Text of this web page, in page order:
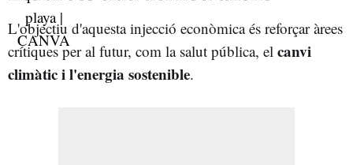
L'objectiu d'aquesta injecció econòmica és reforçar àrees
crítiques per al futur, com la salut pública, el canvi
climàtic i l'energia sostenible.